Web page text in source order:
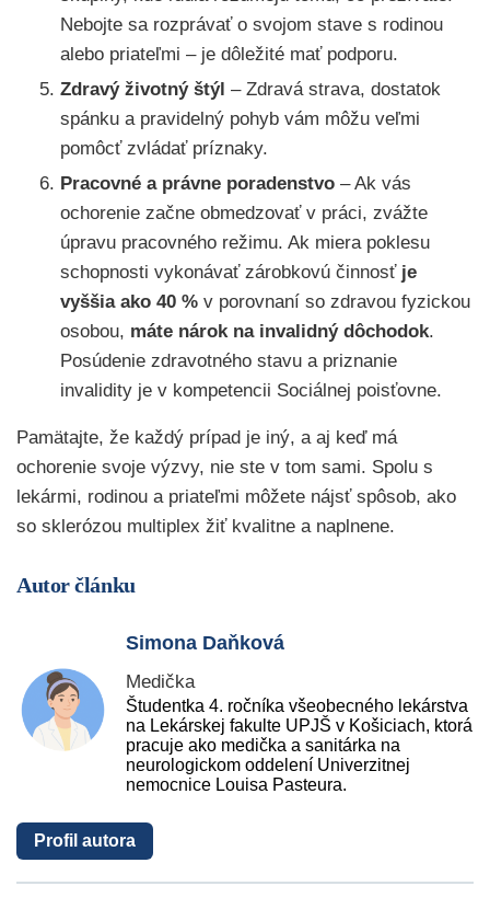
Nebojte sa rozprávať o svojom stave s rodinou
alebo priateľmi – je dôležité mať podporu.
Zdravý životný štýl – Zdravá strava, dostatok
spánku a pravidelný pohyb vám môžu veľmi
pomôcť zvládať príznaky.
Pracovné a právne poradenstvo – Ak vás
ochorenie začne obmedzovať v práci, zvážte
úpravu pracovného režimu. Ak miera poklesu
schopnosti vykonávať zárobkovú činnosť je
vyššia ako 40 % v porovnaní so zdravou fyzickou
osobou, máte nárok na invalidný dôchodok.
Posúdenie zdravotného stavu a priznanie
invalidity je v kompetencii Sociálnej poisťovne.
Pamätajte, že každý prípad je iný, a aj keď má
ochorenie svoje výzvy, nie ste v tom sami. Spolu s
lekármi, rodinou a priateľmi môžete nájsť spôsob, ako
so sklerózou multiplex žiť kvalitne a naplnene.
Autor článku
Simona Daňková
Medička
Študentka 4. ročníka všeobecného lekárstva
na Lekárskej fakulte UPJŠ v Košiciach, ktorá
pracuje ako medička a sanitárka na
neurologickom oddelení Univerzitnej
nemocnice Louisa Pasteura.
Profil autora